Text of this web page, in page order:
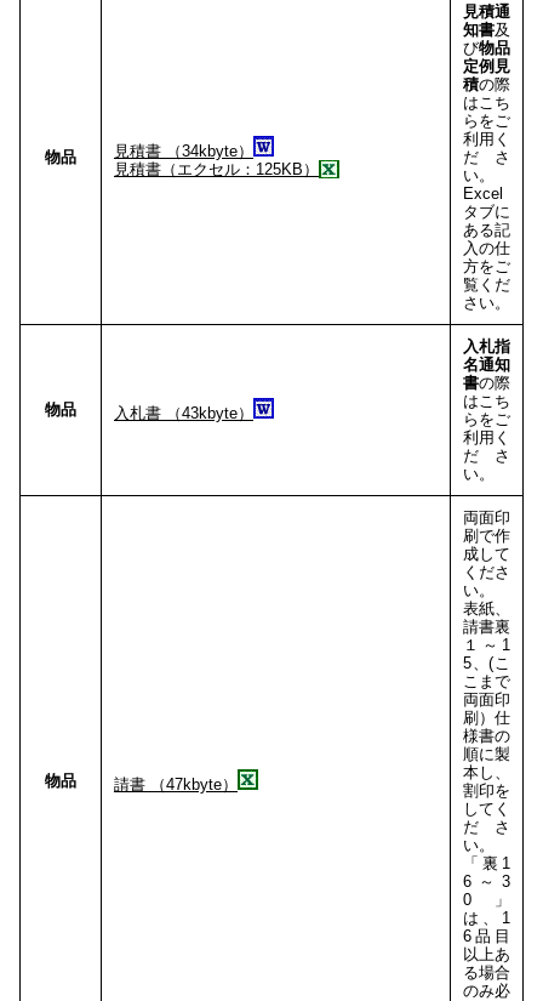
物品
見積書 （34kbyte）
見積書（エクセル：125KB）
見積通
知書及
び物品
定例見
積の際
はこち
らをご
利用く
ださ
い。
Excel
タブに
ある記
入の仕
方をご
覧くだ
さい。
物品 入札書 （43kbyte）
入札指
名通知
書の際
はこち
らをご
利用く
ださ
い。
物品 請書 （47kbyte）
両面印
刷で作
成して
くださ
い。
表紙、
請書裏
１～1
5、(こ
こまで
両面印
刷）仕
様書の
順に製
本し、
割印を
してく
ださ
い。
「裏1
6～3
0」
は、1
6品目
以上あ
る場合
のみ必